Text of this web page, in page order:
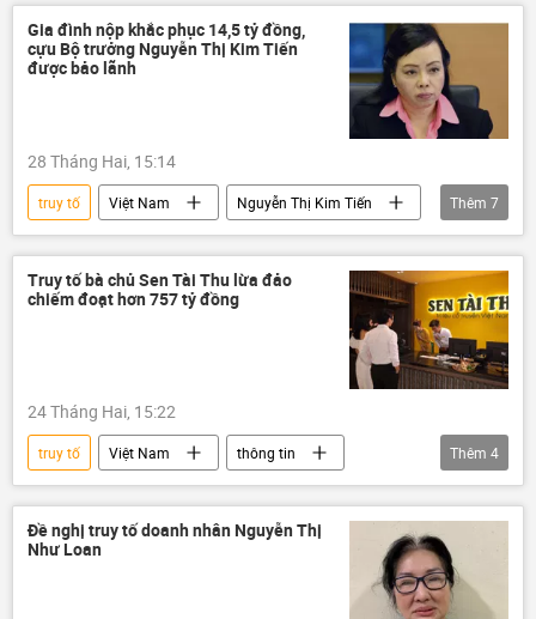
Pháp luật
tội phạm
vi phạm
tiền
tiền ảo
Gia đình nộp khắc phục 14,5 tỷ đồng,
cựu Bộ trưởng Nguyễn Thị Kim Tiến
được bảo lãnh
28 Tháng Hai, 15:14
truy tố Việt Nam
Nguyễn Thị Kim Tiến
vi phạm
Pháp luật
Bộ Y Tế Việt Nam
thông tin
lừa đảo
sai phạm
Thêm 7
Truy tố bà chủ Sen Tài Thu lừa đảo
chiếm đoạt hơn 757 tỷ đồng
24 Tháng Hai, 15:22
truy tố Việt Nam
thông tin
Pháp luật
chiếm đoạt
rửa tiền
Xã hội
Thêm 4
Đề nghị truy tố doanh nhân Nguyễn Thị
Như Loan